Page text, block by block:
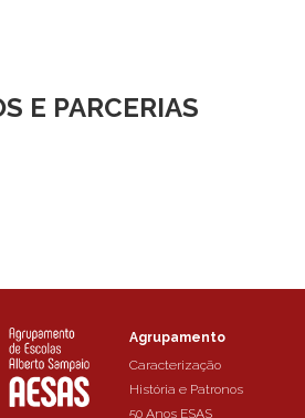
E PARCERIAS
Agrupamento
Caracterização
História e Patronos
50 Anos ESAS